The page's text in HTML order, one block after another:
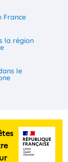
France
la région
le